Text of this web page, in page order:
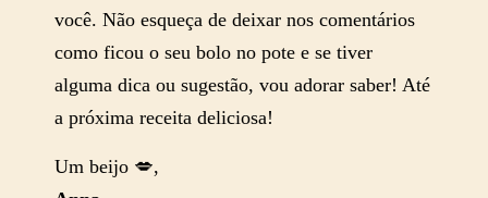
você. Não esqueça de deixar nos comentários
como ficou o seu bolo no pote e se tiver
alguma dica ou sugestão, vou adorar saber! Até
a próxima receita deliciosa!
Um beijo 💋,